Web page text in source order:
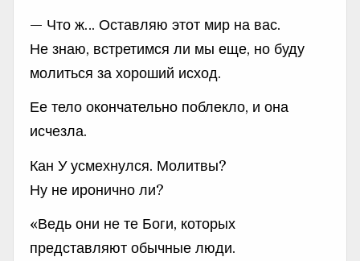
— Что ж… Оставляю этот мир на вас.
Не знаю, встретимся ли мы еще, но буду
молиться за хороший исход.
Ее тело окончательно поблекло, и она
исчезла.
Кан У усмехнулся. Молитвы?
Ну не иронично ли?
«Ведь они не те Боги, которых
представляют обычные люди.